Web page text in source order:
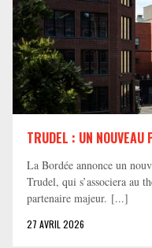
TRUDEL : UN NOUVEAU
La Bordée annonce un
Trudel, qui s’associera au
partenaire majeur. [...]
27 AVRIL 2026